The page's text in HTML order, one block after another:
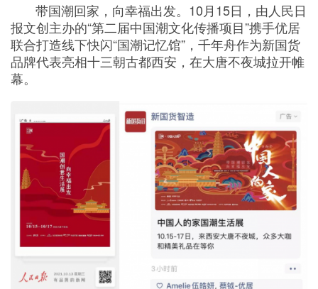
带国潮回家，向幸福出发。10月15日，由人民日
报文创主办的“第二届中国潮文化传播项目”携手优居
联合打造线下快闪“国潮记忆馆”，千年舟作为新国货
品牌代表亮相十三朝古都西安，在大唐不夜城拉开帷
幕。